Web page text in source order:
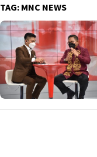
TAG: MNC NEWS